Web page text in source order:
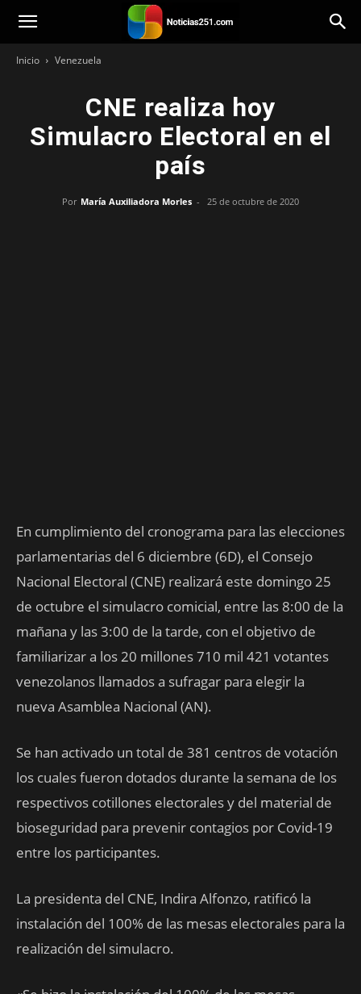
Noticias251
Inicio Venezuela
CNE realiza hoy
Simulacro Electoral en el
país
Por María Auxiliadora Morles - 25 de octubre de 2020
En cumplimiento del cronograma para las elecciones
parlamentarias del 6 diciembre (6D), el Consejo
Nacional Electoral (CNE) realizará este domingo 25
de octubre el simulacro comicial, entre las 8:00 de la
mañana y las 3:00 de la tarde, con el objetivo de
familiarizar a los 20 millones 710 mil 421 votantes
venezolanos llamados a sufragar para elegir la
nueva Asamblea Nacional (AN).
Se han activado un total de 381 centros de votación
los cuales fueron dotados durante la semana de los
respectivos cotillones electorales y del material de
bioseguridad para prevenir contagios por Covid-19
entre los participantes.
La presidenta del CNE, Indira Alfonzo, ratificó la
instalación del 100% de las mesas electorales para la
realización del simulacro.